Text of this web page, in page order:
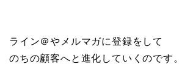
ライン＠やメルマガに登録をして
のちの顧客へと進化していくのです。